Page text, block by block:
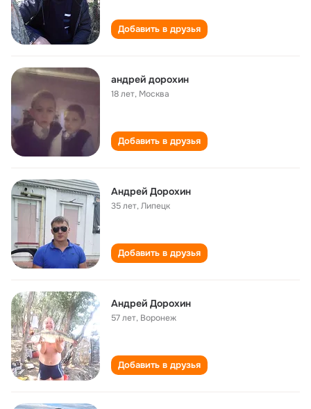
Добавить в друзья
андрей дорохин
18 лет, Москва
Добавить в друзья
Андрей Дорохин
35 лет,Липецк
Добавить в друзья
Андрей Дорохин
57 лет, Воронеж
Добавить в друзья